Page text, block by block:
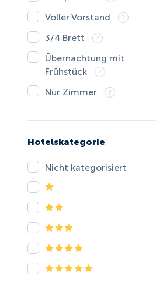
Voller Vorstand
3/4 Brett
Übernachtung mit
Frühstück
Nur Zimmer
Hotelskategorie
Nicht kategorisiert